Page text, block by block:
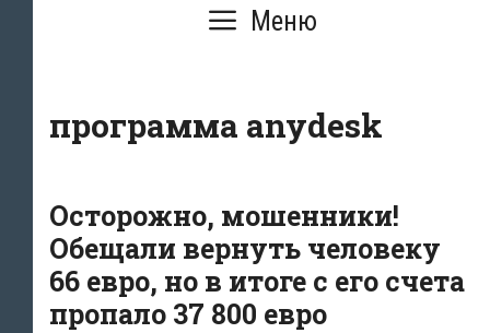
Меню
программа anydesk
Осторожно, мошенники!
Обещали вернуть человеку
66 евро, но в итоге с его счета
пропало 37 800 евро